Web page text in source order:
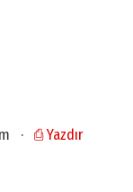
· ⎙ Yazdır